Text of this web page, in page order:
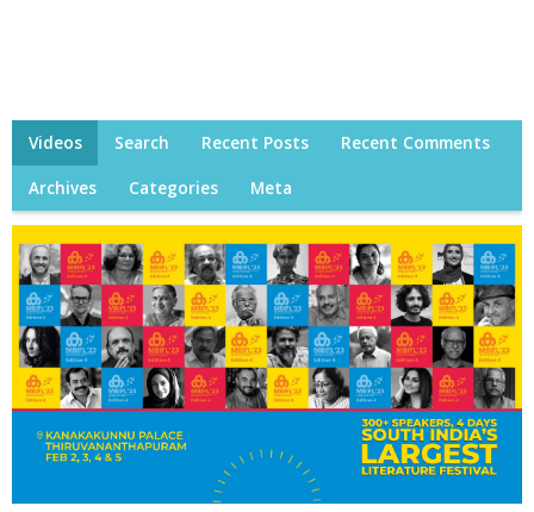
Videos Search Recent Posts Recent Comments
Archives Categories Meta